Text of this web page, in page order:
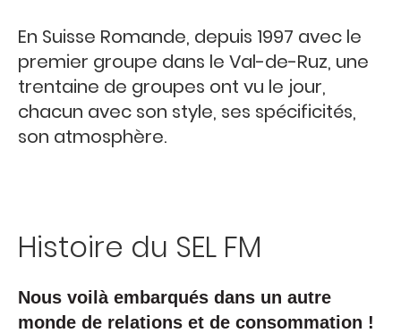
En Suisse Romande, depuis 1997 avec le
premier groupe dans le Val-de-Ruz, une
trentaine de groupes ont vu le jour,
chacun avec son style, ses spécificités,
son atmosphère.
Histoire du SEL FM
Nous voilà embarqués dans un autre
monde de relations et de consommation !